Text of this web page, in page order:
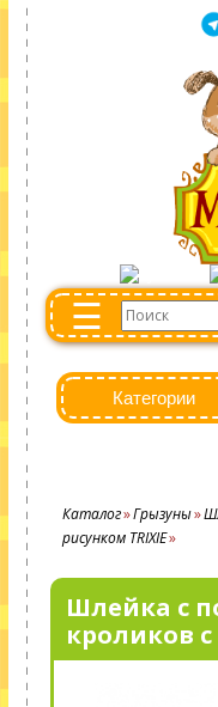
☰
Категории
Каталог Грызуны
рисунком TRIXIE
Шлейка с
кроликов